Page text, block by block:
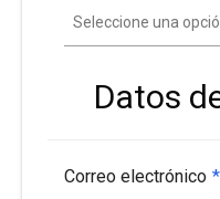
Seleccione una
Datos
Correo electrónico *